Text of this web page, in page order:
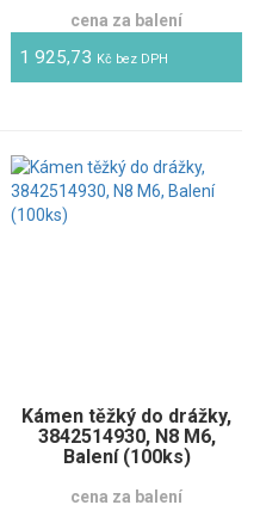
cena za balení
1 925,73 Kč bez DPH
Kámen těžký do drážky,
3842514930, N8 M6,
Balení (100ks)
cena za balení